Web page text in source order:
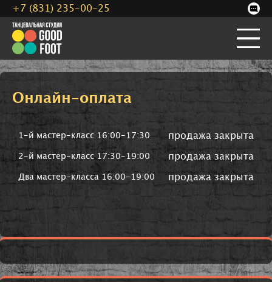
Онлайн-оплата
1-й мастер-класс 16:00-17:30 продажа закрыта
2-й мастер-класс 17:30-19:00 продажа закрыта
Два мастер-класса 16:00-19:00 продажа закрыта
+7 (831) 235-00-25